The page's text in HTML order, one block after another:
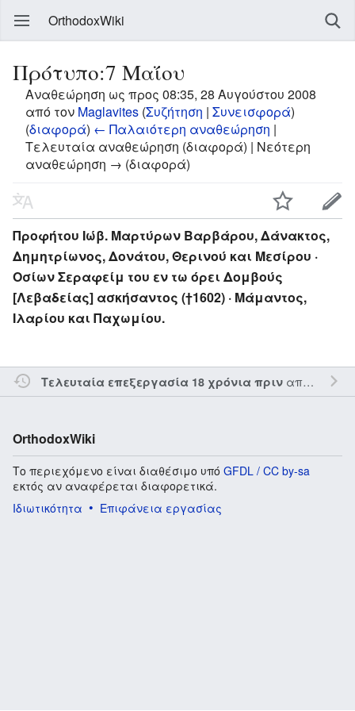
OrthodoxWiki
Πρότυπο:7 Μαΐου
Αναθεώρηση ως προς 08:35, 28 Αυγούστου 2008
από τον Maglavites (Συζήτηση | Συνεισφορά)
(διαφορά) ← Παλαιότερη αναθεώρηση |
Τελευταία αναθεώρηση (διαφορά) | Νεότερη
αναθεώρηση → (διαφορά)
Προφήτου Ιώβ. Μαρτύρων Βαρβάρου, Δάνακτος,
Δημητρίωνος, Δονάτου, Θερινού και Μεσίρου ·
Οσίων Σεραφείμ του εν τω όρει Δομβούς
[Λεβαδείας] ασκήσαντος (†1602) · Μάμαντος,
Ιλαρίου και Παχωμίου.
Τελευταία επεξεργασία 18 χρόνια πριναπό τον την
OrthodoxWiki
Το περιεχόμενο είναι διαθέσιμο υπό GFDL / CC by-sa
εκτός αν αναφέρεται διαφορετικά.
Ιδιωτικότητα
Επιφάνεια εργασίας